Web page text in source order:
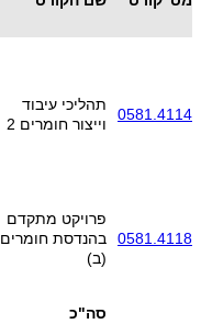
0581.4114
תהליכי עיבוד
וייצור חומרים 2
0581.4118
פרויקט מתקדם
בהנדסת חומרים
(ב)
סה"כ